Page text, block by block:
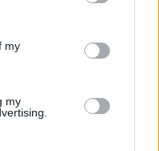
its third-party tags to
in below Google
my
my